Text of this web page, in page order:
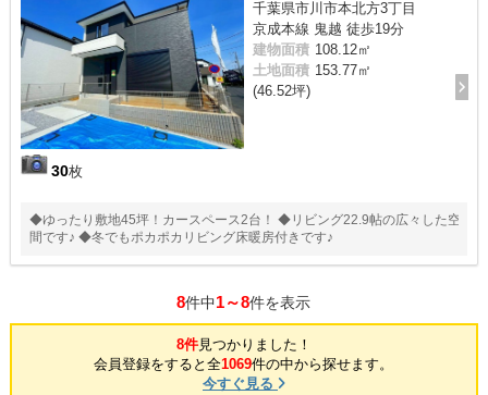
30枚
千葉県市川市本北方3丁目
京成本線 鬼越 徒歩19分
建物面積 108.12㎡
土地面積 153.77㎡
(46.52坪)
◆ゆったり敷地45坪！カースペース2台！ ◆リビング22.9帖の広々した空
間です♪ ◆冬でもポカポカリビング床暖房付きです♪
8件中1～8件を表示
8件見つかりました！
会員登録をすると全1069件の中から探せます。
今すぐ見る